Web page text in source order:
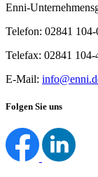
Enni-
Telefon: 02841 104-
Telefax: 02841 104-
E-Mail:
Folgen Sie uns